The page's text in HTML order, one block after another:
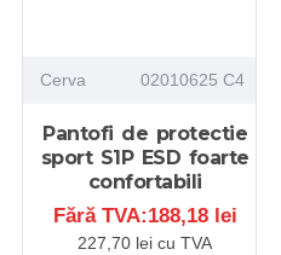
Cerva 02010625 C4
Pantofi de protectie
sport S1P ESD foarte
confortabili
Fără TVA:188,18 lei
227,70 lei cu TVA